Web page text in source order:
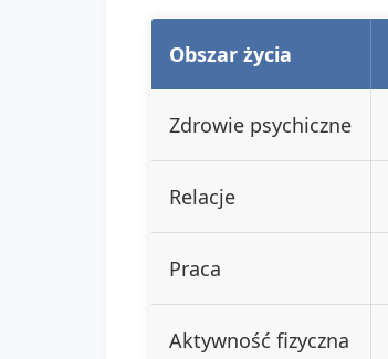
Obszar życia
Zdrowie psychiczne
Relacje
Praca
Aktywność fizyczna